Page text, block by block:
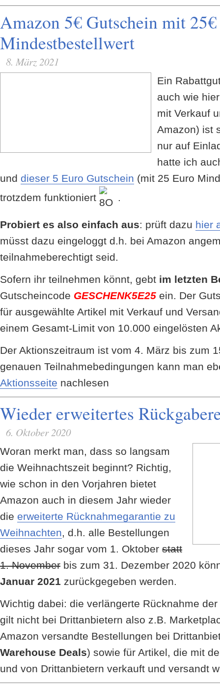
Amazon 5€ Gutschein mit 25€
Mindestbestellwert
8. März 2021
Ein
auch wie
mit Verkauf
Amazon) ist
nur auf
hatte ich
und dieser 5 Euro Gutschein (mit 25 Euro
trotzdem funktioniert
.
Probiert es also einfach aus: prüft dazu hier
müsst dazu eingeloggt d.h. bei Amazon
teilnahmeberechtigt seid.
Sofern ihr teilnehmen könnt, gebt im letzten
Gutscheincode GESCHENK5E25 ein. Der
für ausgewählte Artikel mit Verkauf und
einem Gesamt-Limit von 10.000 eingelösten
Der Aktionszeitraum ist vom 4. März bis zum
genauen Teilnahmebedingungen kann man
Aktionsseite nachlesen
Wieder erweitertes
6. Oktober 2020
Woran merkt man, dass so langsam
die Weihnachtszeit beginnt? Richtig,
wie schon in den Vorjahren bietet
Amazon auch in diesem Jahr wieder
die erweiterte Rücknahmegarantie zu
Weihnachten, d.h. alle Bestellungen
dieses Jahr sogar vom 1. Oktober statt
1. November bis zum 31. Dezember 2020
Januar 2021 zurückgegeben werden.
Wichtig dabei: die verlängerte Rücknahme
gilt nicht bei Drittanbietern also z.B.
Amazon versandte Bestellungen bei
Warehouse Deals) sowie für Artikel, die mit
und von Drittanbietern verkauft und versandt